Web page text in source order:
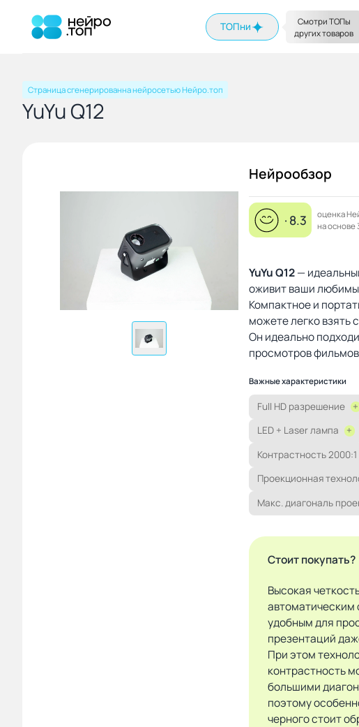
На главную ТОПни
Страница сгенерированна нейросетью Нейро.топ
YuYu Q12
Нейрообзор
· 8.3
оценка
на основе
YuYu Q12—
оживит ваши
Компактное и
можете легко взять
Он идеально
просмотров
Важные характеристики
Full HD разрешение +
LED + Laser лампа
+
Контрастность 2000:1
Проекционная
Макс. диагональ
Стоит покупать?
Высокая
автоматическим
удобным для
презентаций
При этом
контрастность
большими
поэтому
черного стоит
Смотри ТОПы
других товаров